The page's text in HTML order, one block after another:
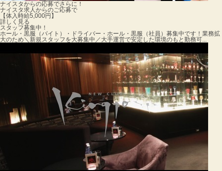
ナイスタからの応募でさらに！
ナイスタ求人からのご応募で
【体入時給5,000円】
詳しく見る
スタッフ募集中！
ホール・黒服（バイト）・ドライバー・ホール・黒服（社員）募集中です！ 業務拡
大のため＼新規スタッフを大募集中／大手運営で安定した環境のもと勤務可...